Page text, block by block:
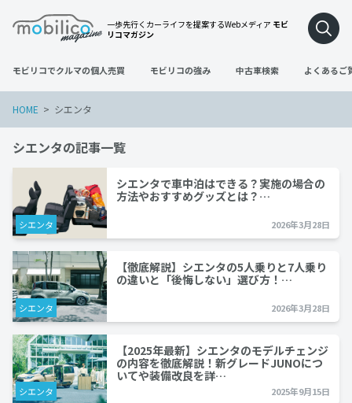
一歩先行くカーライフを提案するWebメディア モビ
リコマガジン
モビリコでクルマの個人売買 モビリコの強み 中古車検索 よくあるご
HOME シエンタ
シエンタの記事一覧
シエンタ
シエンタで車中泊はできる？実施の場合の
方法やおすすめグッズとは？…
2026年3月28日
シエンタ
【徹底解説】シエンタの5人乗りと7人乗り
の違いと「後悔しない」選び方！…
2026年3月28日
シエンタ
【2025年最新】シエンタのモデルチェンジ
の内容を徹底解説！新グレードJUNOにつ
いてや装備改良を詳…
2025年9月15日